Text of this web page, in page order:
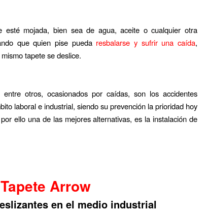
esté mojada, bien sea de agua, aceite o cualquier otra
que quien pise pueda resbalarse y sufrir una caída,
tapete se deslice.
entre otros, ocasionados por caídas, son los accidentes
laboral e industrial, siendo su prevención la prioridad hoy
ello una de las mejores alternativas, es la instalación de
Tapete Arrow
en el medio industrial